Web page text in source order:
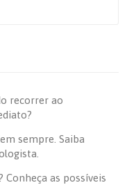
recorrer ao
sempre. Saiba
Conheça as possíveis